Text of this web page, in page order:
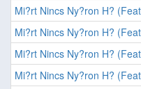
Mi?rt Nincs Ny?ron H?
Mi?rt Nincs Ny?ron H?
Mi?rt Nincs Ny?ron H?
Mi?rt Nincs Ny?ron H?